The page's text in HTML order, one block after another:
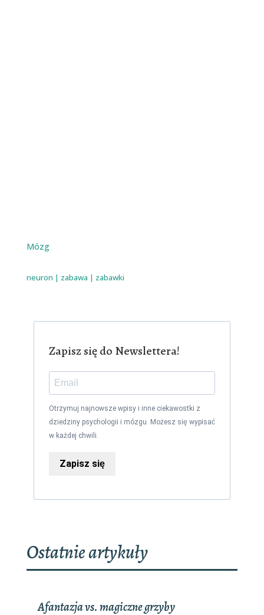
Mózg
neuron | zabawa | zabawki
Zapisz się do Newslettera!
Otrzymuj najnowsze wpisy i inne ciekawostki z
dziedziny psychologii i mózgu. Możesz się wypisać
w każdej chwili.
Zapisz się
Ostatnie artykuły
Afantazja vs. magiczne grzyby